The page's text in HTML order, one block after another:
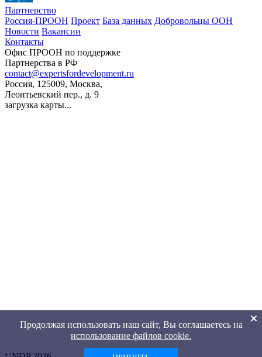
Партнерство
Россия-ПРООН Проект База данных Добровольцы ООН
Новости Вакансии
Контакты
Офис ПРООН по поддержке
Партнерства в РФ
contact@expertsfordevelopment.ru
Россия, 125009, Москва,
Леонтьевский пер., д. 9
загрузка карты...
Продолжая использовать наш сайт, Вы соглашаетесь на
использование файлов cookie.